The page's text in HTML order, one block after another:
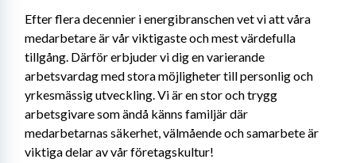
Efter flera decennier i energibranschen vet vi att våra
medarbetare är vår viktigaste och mest värdefulla
tillgång. Därför erbjuder vi dig en varierande
arbetsvardag med stora möjligheter till personlig och
yrkesmässig utveckling. Vi är en stor och trygg
arbetsgivare som ändå känns familjär där
medarbetarnas säkerhet, välmående och samarbete är
viktiga delar av vår företagskultur!